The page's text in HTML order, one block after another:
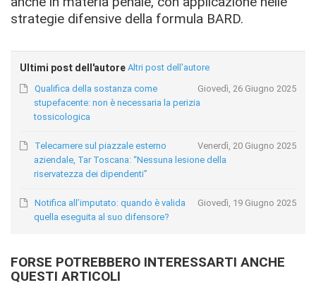
strategie difensive della formula BARD.
Ultimi post dell'autore Altri post dell'autore
Giovedì, 26 Giugno 2025
Qualifica della sostanza come
stupefacente: non è necessaria la perizia
tossicologica
Venerdì, 20 Giugno 2025
Telecamere sul piazzale esterno
aziendale, Tar Toscana: “Nessuna lesione della
riservatezza dei dipendenti”
Giovedì, 19 Giugno 2025
Notifica all’imputato: quando è valida
quella eseguita al suo difensore?
FORSE POTREBBERO INTERESSARTI ANCHE
QUESTI ARTICOLI